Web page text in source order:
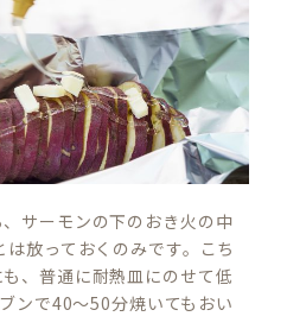
サーモンの下のおき火の中
放っておくのみです。こち
、普通に耐熱皿にのせて低
ンで40～50分焼いてもおい